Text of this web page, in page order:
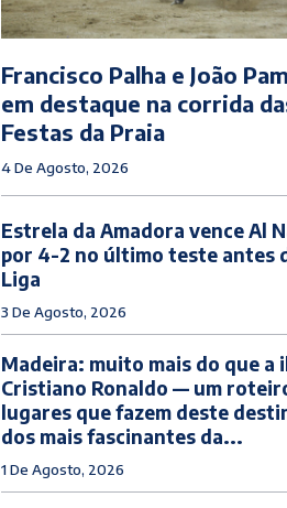
Francisco Palha e João
em destaque na corrida
Festas da Praia
4 De Agosto, 2026
Estrela da Amadora vence Al
por 4-2 no último teste antes
Liga
3 De Agosto, 2026
Madeira: muito mais do que a
Cristiano Ronaldo — um
lugares que fazem deste
dos mais fascinantes da...
1 De Agosto, 2026